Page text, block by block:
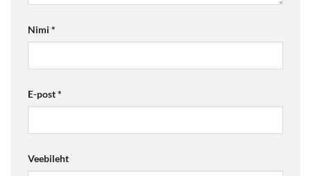
Nimi *
E-post*
Veebileht